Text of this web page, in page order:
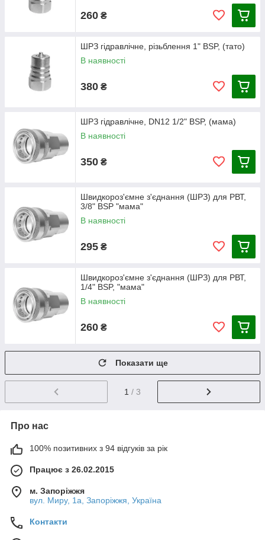
260 ₴
ШРЗ гідравлічне, різьблення 1" BSP, (тато)
В наявності
380 ₴
ШРЗ гідравлічне, DN12 1/2" BSP, (мама)
В наявності
350 ₴
Швидкороз'ємне з'єднання (ШРЗ) для РВТ,
3/8" BSP "мама"
В наявності
295 ₴
Швидкороз'ємне з'єднання (ШРЗ) для РВТ,
1/4" BSP, "мама"
В наявності
260 ₴
Показати ще
1 / 3
Про нас
100% позитивних з 94 відгуків за рік
Працює з 26.02.2015
м. Запоріжжя
вул. Миру, 1а, Запоріжжя, Україна
Контакти